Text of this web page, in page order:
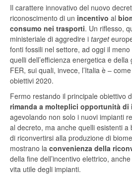
Il carattere innovativo del nuovo
riconoscimento di un incentivo al
consumo nei trasporti. Un riflesso,
ministeriale di aggredire i target
fonti fossili nel settore, ad oggi il
quelli dell’efficienza energetica e
FER, sui quali, invece, l’Italia è –
obiettivi 2020.
Fermo restando il principale obiettivo
rimanda a molteplici opportunità di
agevolando non solo i nuovi impianti
al decreto, ma anche quelli esistenti a
di riconvertirsi alla produzione di
mostrano la convenienza della
della fine dell’incentivo elettrico,
vita utile degli impianti.